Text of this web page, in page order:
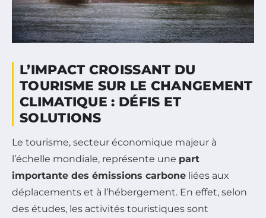
L’IMPACT CROISSANT DU
TOURISME SUR LE CHANGEMENT
CLIMATIQUE : DÉFIS ET
SOLUTIONS
Le tourisme, secteur économique majeur à
l’échelle mondiale, représente une part
importante des émissions carbone liées aux
déplacements et à l’hébergement. En effet, selon
des études, les activités touristiques sont